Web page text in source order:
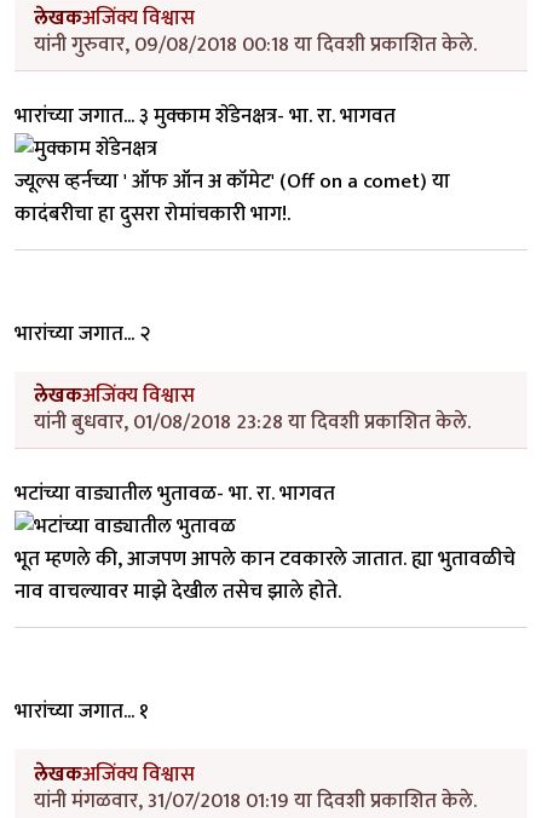
लेखकअजिंक्य विश्वास
यांनी गुरुवार, 09/08/2018 00:18 या दिवशी प्रकाशित केले.
भारांच्या जगात... ३ मुक्काम शेंडेनक्षत्र- भा. रा. भागवत
ज्यूल्स व्हर्नच्या ' ऑफ ऑन अ कॉमेट' (Off on a comet) या
कादंबरीचा हा दुसरा रोमांचकारी भाग!.
भारांच्या जगात... २
लेखकअजिंक्य विश्वास
यांनी बुधवार, 01/08/2018 23:28 या दिवशी प्रकाशित केले.
भटांच्या वाड्यातील भुतावळ- भा. रा. भागवत
भूत म्हणले की, आजपण आपले कान टवकारले जातात. ह्या भुतावळीचे
नाव वाचल्यावर माझे देखील तसेच झाले होते.
भारांच्या जगात... १
लेखकअजिंक्य विश्वास
यांनी मंगळवार, 31/07/2018 01:19 या दिवशी प्रकाशित केले.